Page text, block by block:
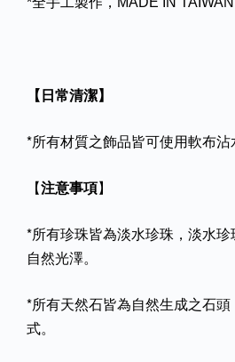
【日常清潔】
*所有材質之飾品皆可使用軟布
【注意事項】
*所有珍珠皆為淡水珍珠，淡水
自然光澤。
*所有天然石皆為自然生成之石
式。